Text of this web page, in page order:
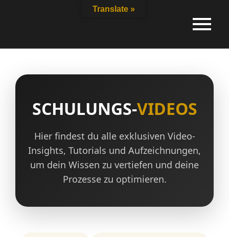
SCHULUNGS-VIDEOS
Hier findest du alle exklusiven Video-
Insights, Tutorials und Aufzeichnungen,
um dein Wissen zu vertiefen und deine
Prozesse zu optimieren.
Translate »